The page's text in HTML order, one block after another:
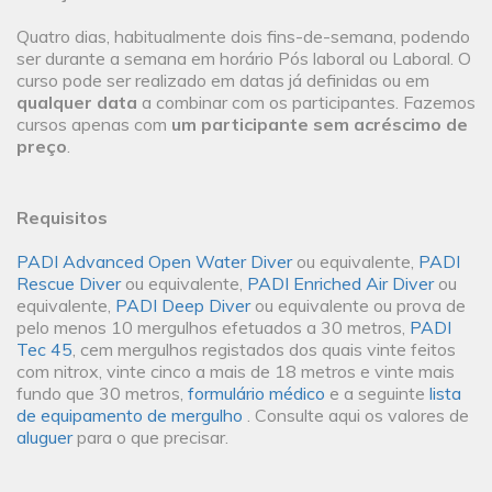
Quatro dias, habitualmente dois fins-de-semana, podendo
ser durante a semana em horário Pós laboral ou Laboral. O
curso pode ser realizado em datas já definidas ou em
qualquer data a combinar com os participantes. Fazemos
cursos apenas com um participante sem acréscimo de
preço.
Requisitos
PADI Advanced Open Water Diverou equivalente, PADI
Rescue Diverou equivalente, PADI Enriched Air Diverou
equivalente, PADI Deep Diverou equivalente ou prova de
pelo menos 10 mergulhos efetuados a 30 metros, PADI
Tec 45, cem mergulhos registados dos quais vinte feitos
com nitrox, vinte cinco a mais de 18 metros e vinte mais
fundo que 30 metros, formulário médico e a seguinte lista
de equipamento de mergulho . Consulte aqui os valores de
aluguerpara o que precisar.